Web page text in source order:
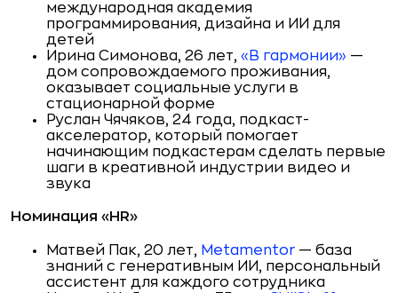
международная академия
программирования, дизайна и ИИ для
детей
Ирина Симонова, 26 лет, «В гармонии» —
дом сопровождаемого проживания,
оказывает социальные услуги в
стационарной форме
Руслан Чячяков, 24 года, подкаст-
акселератор, который помогает
начинающим подкастерам сделать первые
шаги в креативной индустрии видео и
звука
Номинация «HR»
Матвей Пак, 20 лет, Metamentor — база
знаний с генеративным ИИ, персональный
ассистент для каждого сотрудника